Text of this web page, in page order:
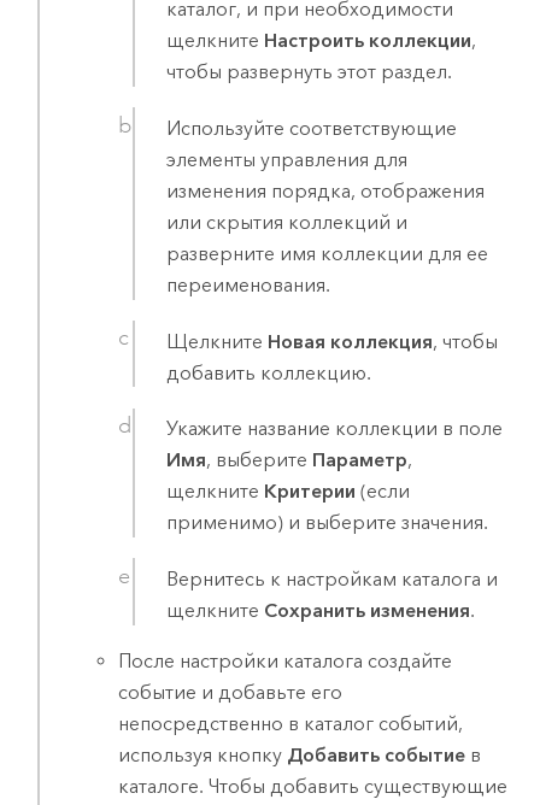
каталог, и при необходимости
щелкните Настроить коллекции,
чтобы развернуть этот раздел.
Используйте соответствующие
элементы управления для
изменения порядка, отображения
или скрытия коллекций и
разверните имя коллекции для ее
переименования.
Щелкните Новая коллекция, чтобы
добавить коллекцию.
Укажите название коллекции в поле
Имя, выберите Параметр,
щелкните Критерии (если
применимо) и выберите значения.
Вернитесь к настройкам каталога и
щелкните Сохранить изменения.
После настройки каталога создайте
событие и добавьте его
непосредственно в каталог событий,
используя кнопку Добавить событие в
каталоге. Чтобы добавить существующие